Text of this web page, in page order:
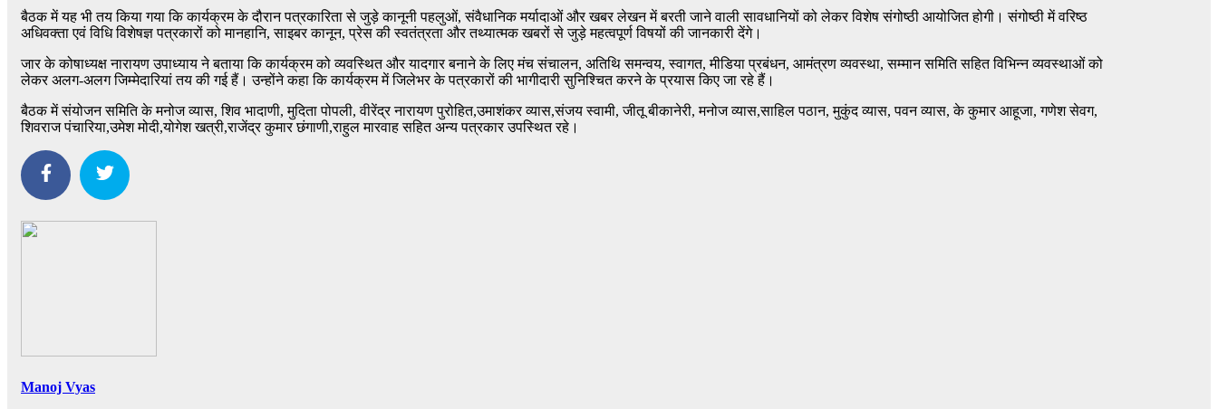
बैठक में यह भी तय किया गया कि कार्यक्रम के दौरान पत्रकारिता से जुड़े कानूनी पहलुओं, संवैधानिक मर्यादाओं और खबर लेखन में बरती जाने वाली सावधानियों को लेकर विशेष संगोष्ठी आयोजित होगी। संगोष्ठी में वरिष्ठ
अधिवक्ता एवं विधि विशेषज्ञ पत्रकारों को मानहानि, साइबर कानून, प्रेस की स्वतंत्रता और तथ्यात्मक खबरों से जुड़े महत्वपूर्ण विषयों की जानकारी देंगे।
जार के कोषाध्यक्ष नारायण उपाध्याय ने बताया कि कार्यक्रम को व्यवस्थित और यादगार बनाने के लिए मंच संचालन, अतिथि समन्वय, स्वागत, मीडिया प्रबंधन, आमंत्रण व्यवस्था, सम्मान समिति सहित विभिन्न व्यवस्थाओं को
लेकर अलग-अलग जिम्मेदारियां तय की गई हैं। उन्होंने कहा कि कार्यक्रम में जिलेभर के पत्रकारों की भागीदारी सुनिश्चित करने के प्रयास किए जा रहे हैं।
बैठक में संयोजन समिति के मनोज व्यास, शिव भादाणी, मुदिता पोपली, वीरेंद्र नारायण पुरोहित,उमाशंकर व्यास,संजय स्वामी, जीतू बीकानेरी, मनोज व्यास,साहिल पठान, मुकुंद व्यास, पवन व्यास, के कुमार आहूजा, गणेश सेवग,
शिवराज पंचारिया,उमेश मोदी,योगेश खत्री,राजेंद्र कुमार छंगाणी,राहुल मारवाह सहित अन्य पत्रकार उपस्थित रहे।
Manoj Vyas